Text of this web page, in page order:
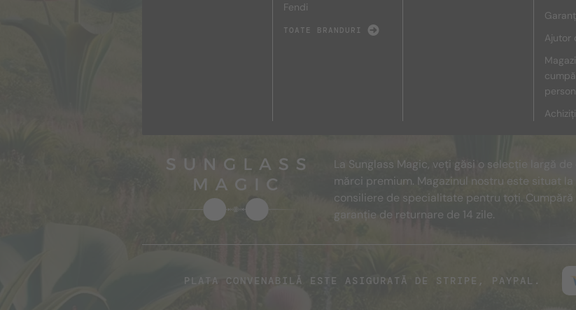
Fendi
TOATE BRANDURI
Ajutor
La Sunglass Magic, veți găsi o selecție largă
mărci premium. Magazinul nostru este situat
consiliere de specialitate pentru toți.
garanție de returnare de 14 zile.
PLATA CONVENABILĂ ESTE ASIGURATĂ DE STRIPE, PAYPAL.